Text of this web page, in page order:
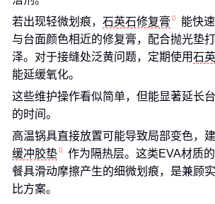
若出现轻微划痕， 石英石修复膏
能快
与台面颜色相近的修复膏，配合抛光垫
泽。对于接缝处泛黄问题，定期使用石
能延缓氧化。
这些维护操作看似简单，但能显著延长
的时间。
高温锅具直接放置可能导致局部变色，
缓冲胶垫
作为隔热层。这类EVA材质
餐具滑动摩擦产生的细微划痕，是兼顾
比方案。